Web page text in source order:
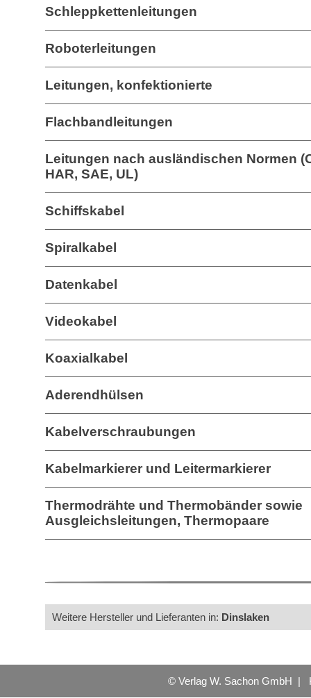
Schleppkettenleitungen
Roboterleitungen
Leitungen, konfektionierte
Flachbandleitungen
Leitungen nach ausländischen Normen
HAR, SAE, UL)
Schiffskabel
Spiralkabel
Datenkabel
Videokabel
Koaxialkabel
Aderendhülsen
Kabelverschraubungen
Kabelmarkierer und Leitermarkierer
Thermodrähte und Thermobänder sowie
Ausgleichsleitungen, Thermopaare
Weitere Hersteller und Lieferanten in: Dinslaken
© Verlag W. Sachon GmbH |